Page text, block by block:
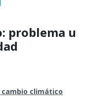
problema u
climático